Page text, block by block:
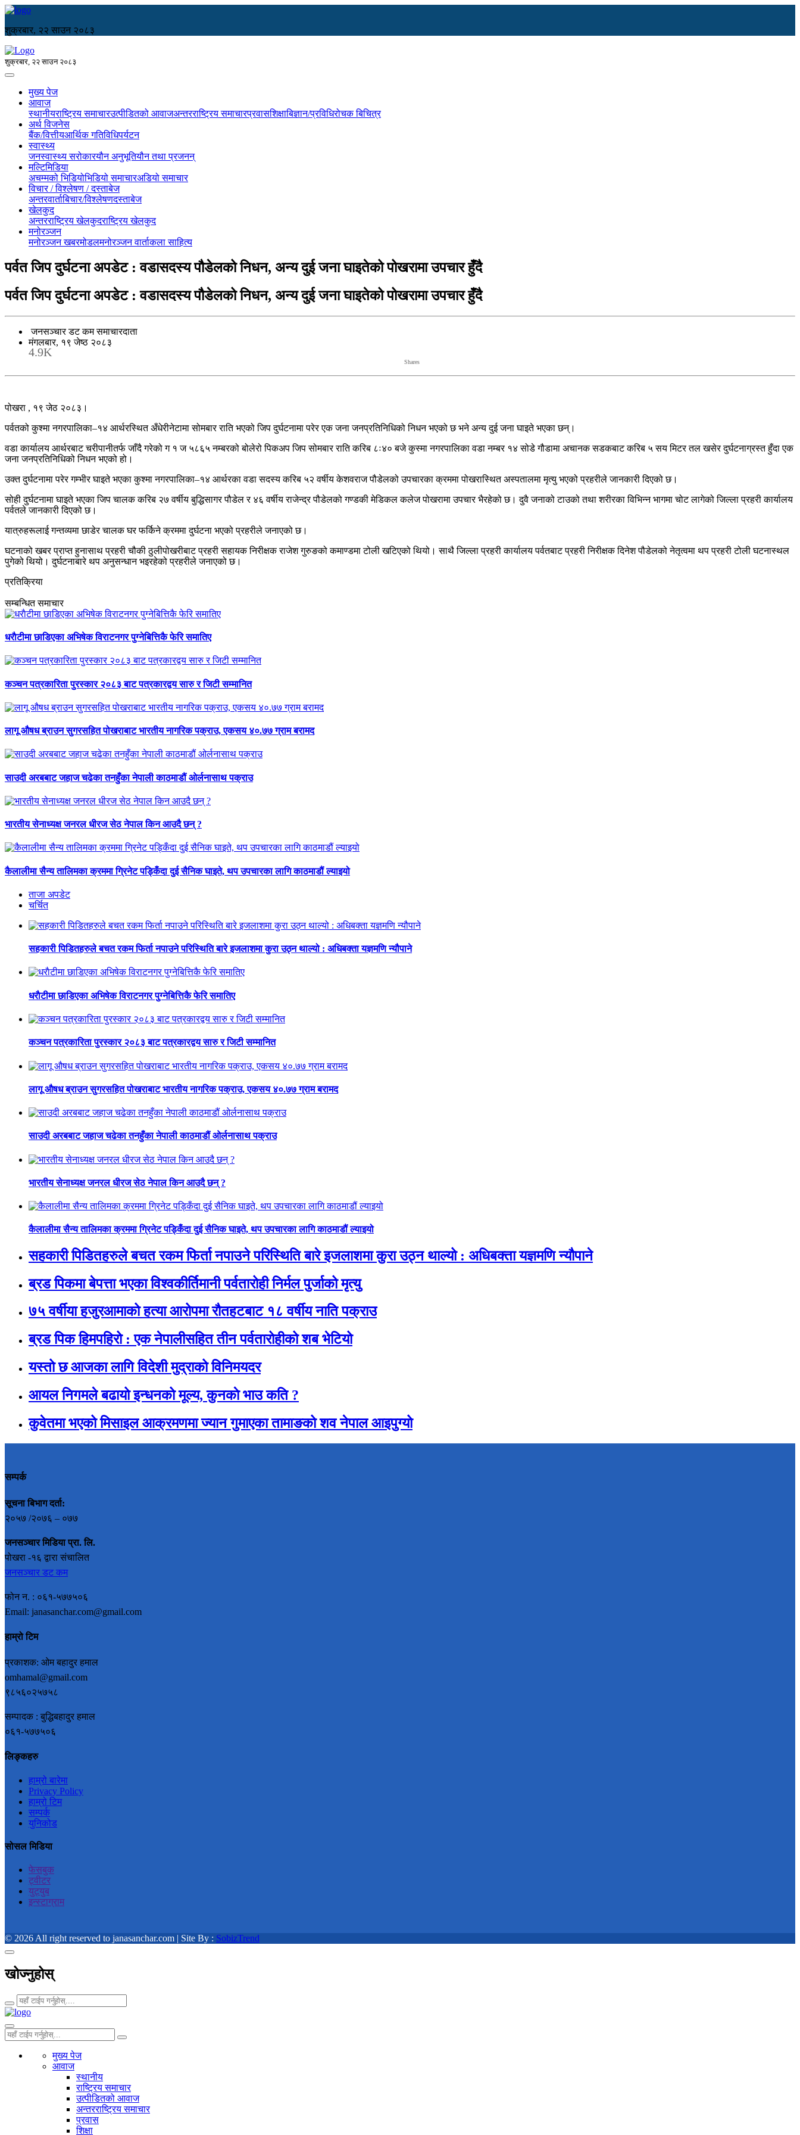
शुक्रबार, २२ साउन २०८३
शुक्रबार, २२ साउन २०८३
मुख्य पेज
आवाज
स्थानीयराष्ट्रिय समाचारउत्पीडितको आवाजअन्तरराष्ट्रिय समाचारप्रवासशिक्षाबिज्ञान/प्रविधिरोचक बिचित्र
अर्थ विजनेस
बैंक/वित्तीयआर्थिक गतिविधिपर्यटन
स्वास्थ्य
जनस्वास्थ्य सरोकारयौन अनुभूतियौन तथा प्रजनन्
मल्टिमिडिया
अचम्मको भिडियोभिडियो समाचारअडियो समाचार
विचार / विश्लेषण / दस्ताबेज
अन्तरवार्ताबिचार/विश्लेषणदस्ताबेज
खेलकुद
अन्तरराष्ट्रिय खेलकुदराष्ट्रिय खेलकुद
मनोरञ्जन
मनोरञ्जन खबरमोडलमनोरञ्जन वार्ताकला साहित्य
पर्वत जिप दुर्घटना अपडेट : वडासदस्य पौडेलको निधन, अन्य दुई जना घाइतेको पोखरामा उपचार हुँदै
पर्वत जिप दुर्घटना अपडेट : वडासदस्य पौडेलको निधन, अन्य दुई जना घाइतेको पोखरामा उपचार हुँदै
जनसञ्चार डट कम समाचारदाता
मंगलबार, १९ जेष्ठ २०८३
4.9K
Shares
पोखरा , १९ जेठ २०८३।
पर्वतको कुश्मा नगरपालिका–१४ आर्थरस्थित अँधेरीनेटामा सोमबार राति भएको जिप दुर्घटनामा परेर एक जना जनप्रतिनिधिको निधन भएको छ भने अन्य दुई जना घाइते भएका छन्।
वडा कार्यालय आर्थरबाट चरीपानीतर्फ जाँदै गरेको ग १ ज ५८६५ नम्बरको बोलेरो पिकअप जिप सोमबार राति करिब ८ः४० बजे कुस्मा नगरपालिका वडा नम्बर १४ सोडे गौडामा अचानक सडकबाट करिब ५ सय मिटर तल खसेर दुर्घटनाग्रस्त हुँदा एक
जना जनप्रतिनिधिको निधन भएको हो।
उक्त दुर्घटनामा परेर गम्भीर घाइते भएका कुश्मा नगरपालिका–१४ आर्थरका वडा सदस्य करिब ५२ वर्षीय केशवराज पौडेलको उपचारका क्रममा पोखरास्थित अस्पतालमा मृत्यु भएको प्रहरीले जानकारी दिएको छ।
सोही दुर्घटनामा घाइते भएका जिप चालक करिब २७ वर्षीय बुद्धिसागर पौडेल र ४६ वर्षीय राजेन्द्र पौडेलको गण्डकी मेडिकल कलेज पोखरामा उपचार भैरहेको छ। दुवै जनाको टाउको तथा शरीरका विभिन्न भागमा चोट लागेको जिल्ला प्रहरी कार्यालय
पर्वतले जानकारी दिएको छ।
यात्रुहरूलाई गन्तव्यमा छाडेर चालक घर फर्किने क्रममा दुर्घटना भएको प्रहरीले जनाएको छ।
घटनाको खबर प्राप्त हुनासाथ प्रहरी चौकी ठुलीपोखरीबाट प्रहरी सहायक निरीक्षक राजेश गुरुङको कमाण्डमा टोली खटिएको थियो। साथै जिल्ला प्रहरी कार्यालय पर्वतबाट प्रहरी निरीक्षक दिनेश पौडेलको नेतृत्वमा थप प्रहरी टोली घटनास्थल
पुगेको थियो। दुर्घटनाबारे थप अनुसन्धान भइरहेको प्रहरीले जनाएको छ।
प्रतिक्रिया
सम्बन्धित समाचार
धराैटीमा छाडिएका अभिषेक विराटनगर पुग्नेबित्तिकै फेरि समातिए
कञ्चन पत्रकारिता पुरस्कार २०८३ बाट पत्रकारद्वय सारु र जिटी सम्मानित
लागू औषध ब्राउन सुगरसहित पोखराबाट भारतीय नागरिक पक्राउ, एकसय ४०.७७ ग्राम बरामद
साउदी अरबबाट जहाज चढेका तनहुँका नेपाली काठमाडौं ओर्लनासाथ पक्राउ
भारतीय सेनाध्यक्ष जनरल धीरज सेठ नेपाल किन आउदै छन् ?
कैलालीमा सैन्य तालिमका क्रममा ग्रिनेट पड्किँदा दुई सैनिक घाइते, थप उपचारका लागि काठमाडौं ल्याइयो
ताजा अपडेट
चर्चित
सहकारी पिडितहरुले बचत रकम फिर्ता नपाउने परिस्थिति बारे इजलाशमा कुरा उठ्न थाल्यो : अधिबक्ता यज्ञमणि न्यौपाने
धराैटीमा छाडिएका अभिषेक विराटनगर पुग्नेबित्तिकै फेरि समातिए
कञ्चन पत्रकारिता पुरस्कार २०८३ बाट पत्रकारद्वय सारु र जिटी सम्मानित
लागू औषध ब्राउन सुगरसहित पोखराबाट भारतीय नागरिक पक्राउ, एकसय ४०.७७ ग्राम बरामद
साउदी अरबबाट जहाज चढेका तनहुँका नेपाली काठमाडौं ओर्लनासाथ पक्राउ
भारतीय सेनाध्यक्ष जनरल धीरज सेठ नेपाल किन आउदै छन् ?
कैलालीमा सैन्य तालिमका क्रममा ग्रिनेट पड्किँदा दुई सैनिक घाइते, थप उपचारका लागि काठमाडौं ल्याइयो
सहकारी पिडितहरुले बचत रकम फिर्ता नपाउने परिस्थिति बारे इजलाशमा कुरा उठ्न थाल्यो : अधिबक्ता यज्ञमणि न्यौपाने
ब्रड पिकमा बेपत्ता भएका विश्वकीर्तिमानी पर्वतारोही निर्मल पुर्जाको मृत्यु
७५ वर्षीया हजुरआमाको हत्या आरोपमा रौतहटबाट १८ वर्षीय नाति पक्राउ
ब्रड पिक हिमपहिरो : एक नेपालीसहित तीन पर्वतारोहीको शब भेटियो
यस्तो छ आजका लागि विदेशी मुद्राको विनिमयदर
आयल निगमले बढायो इन्धनको मूल्य, कुनकाे भाउ कति ?
कुवेतमा भएको मिसाइल आक्रमणमा ज्यान गुमाएका तामाङको शव नेपाल आइपुग्यो
सम्पर्क
सूचना बिभाग दर्ता:
२०५७ /२०७६ – ०७७
जनसञ्चार मिडिया प्रा. लि.
पोखरा -१६ द्वारा संचालित
जनसञ्चार डट कम
फोन न. : ०६१-५७७५०६
Email: janasanchar.com@gmail.com
हाम्रो टिम
प्रकाशक: ओम बहादुर हमाल
omhamal@gmail.com
९८५६०२५७५८
सम्पादक : बुद्धिबहादुर हमाल
०६१-५७७५०६
लिङ्कहरु
हाम्रो बारेमा
Privacy Policy
हाम्रो टिम
सम्पर्क
युनिकोड
सोसल मिडिया
फेसबुक
ट्वीटर
युट्युब
इन्स्टाग्राम
© 2026 All right reserved to janasanchar.com | Site By : SobizTrend
खोज्नुहोस्
मुख्य पेज
आवाज
स्थानीय
राष्ट्रिय समाचार
उत्पीडितको आवाज
अन्तरराष्ट्रिय समाचार
प्रवास
शिक्षा